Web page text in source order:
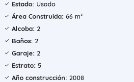
Estado: Usado
Área Construida: 66 m²
Alcoba: 2
Baños: 2
Garaje: 2
Estrato: 5
Año construcción: 2008